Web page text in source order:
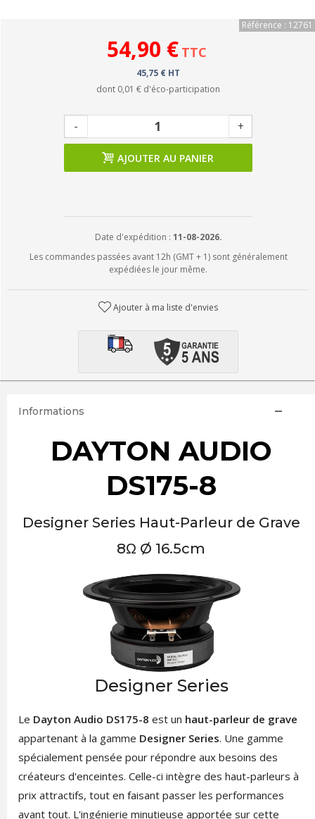
Référence : 12761
54,90 € TTC
45,75 € HT
dont 0,01 € d'éco-participation
- +
AJOUTER AU PANIER
Date d'expédition : 11-08-2026.
Les commandes passées avant 12h (GMT + 1) sont généralement
expédiées le jour même.
Ajouter à ma liste d'envies
Informations
DAYTON AUDIO
DS175-8
Designer Series Haut-Parleur de Grave
8Ω Ø 16.5cm
Designer Series
Le Dayton Audio DS175-8 est un haut-parleur de grave
appartenant à la gamme Designer Series. Une gamme
spécialement pensée pour répondre aux besoins des
créateurs d'enceintes. Celle-ci intègre des haut-parleurs à
prix attractifs, tout en faisant passer les performances
avant tout. L'ingénierie minutieuse apportée sur cette